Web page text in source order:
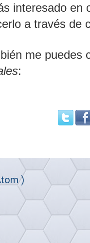
interesado en
a través de
me puedes
:
)